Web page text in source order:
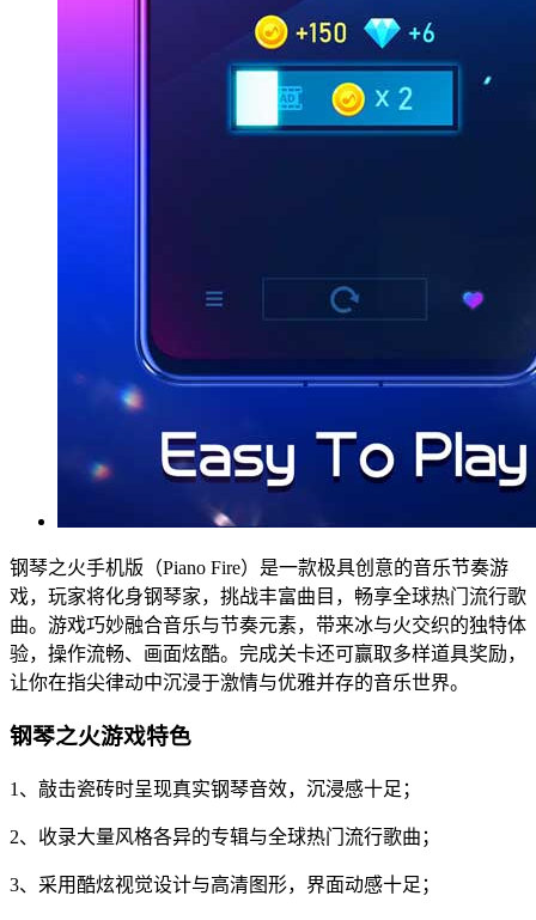
钢琴之火手机版（Piano Fire）是一款极具创意的音乐节奏游
戏，玩家将化身钢琴家，挑战丰富曲目，畅享全球热门流行歌
曲。游戏巧妙融合音乐与节奏元素，带来冰与火交织的独特体
验，操作流畅、画面炫酷。完成关卡还可赢取多样道具奖励，
让你在指尖律动中沉浸于激情与优雅并存的音乐世界。
钢琴之火游戏特色
1、敲击瓷砖时呈现真实钢琴音效，沉浸感十足；
2、收录大量风格各异的专辑与全球热门流行歌曲；
3、采用酷炫视觉设计与高清图形，界面动感十足；